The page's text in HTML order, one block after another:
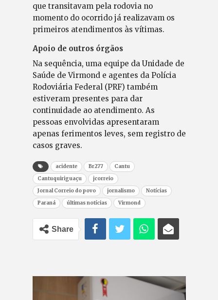
que transitavam pela rodovia no
momento do ocorrido já realizavam os
primeiros atendimentos às vítimas.
Apoio de outros órgãos
Na sequência, uma equipe da Unidade de
Saúde de Virmond e agentes da Polícia
Rodoviária Federal (PRF) também
estiveram presentes para dar
continuidade ao atendimento. As
pessoas envolvidas apresentaram
apenas ferimentos leves, sem registro de
casos graves.
acidente Br277
Cantu
Cantuquiriguaçu
jcorreio
Jornal Correio do povo
jornalismo
Notícias
Paraná
últimas notícias Virmond
Share